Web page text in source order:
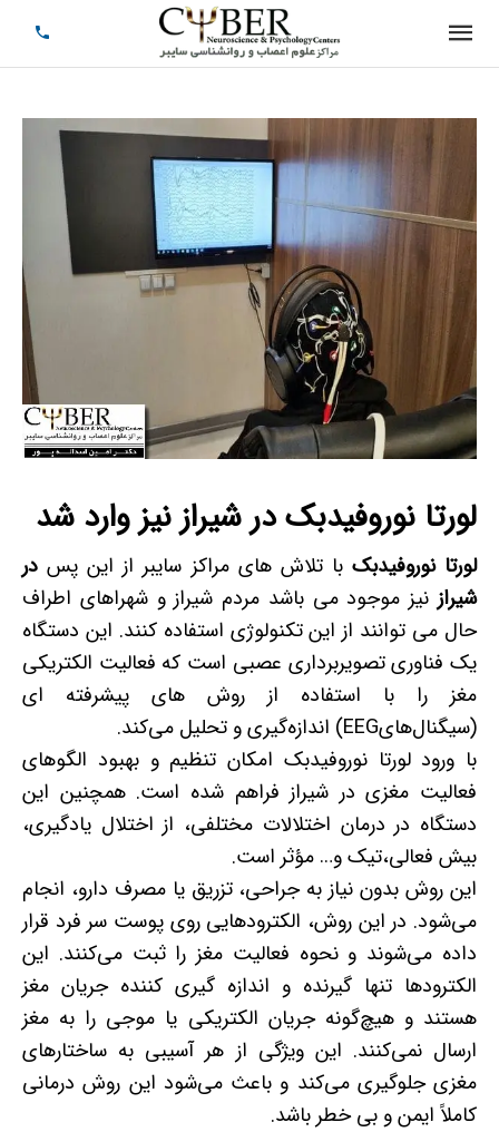
لورتا نوروفیدبک در شیراز نیز وارد شد
لورتا نوروفیدبک با تلاش های مراکز سایبر از این پس در
شیراز نیز موجود می باشد مردم شیراز و شهراهای اطراف
حال می توانند از این تکنولوژی استفاده کنند. این دستگاه
یک فناوری تصویربرداری عصبی است که فعالیت الکتریکی
مغز را با استفاده از روش های پیشرفته ای
(سیگنال‌هایEEG) اندازه‌گیری و تحلیل می‌کند.
با ورود لورتا نوروفیدبک امکان تنظیم و بهبود الگوهای
فعالیت مغزی در شیراز فراهم شده است. همچنین این
دستگاه در درمان اختلالات مختلفی، از اختلال یادگیری،
بیش فعالی،تیک و… مؤثر است.
این روش بدون نیاز به جراحی، تزریق یا مصرف دارو، انجام
می‌شود. در این روش، الکترودهایی روی پوست سر فرد قرار
داده می‌شوند و نحوه فعالیت مغز را ثبت می‌کنند. این
الکترودها تنها گیرنده و اندازه گیری کننده جریان مغز
هستند و هیچ‌گونه جریان الکتریکی یا موجی را به مغز
ارسال نمی‌کنند. این ویژگی از هر آسیبی به ساختارهای
مغزی جلوگیری می‌کند و باعث می‌شود این روش درمانی
کاملاً ایمن و بی خطر باشد.